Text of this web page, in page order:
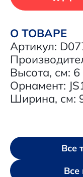
О ТОВАРЕ
Артикул:
Высота, см: 6
Орнамент:
Ширина, см:
Все